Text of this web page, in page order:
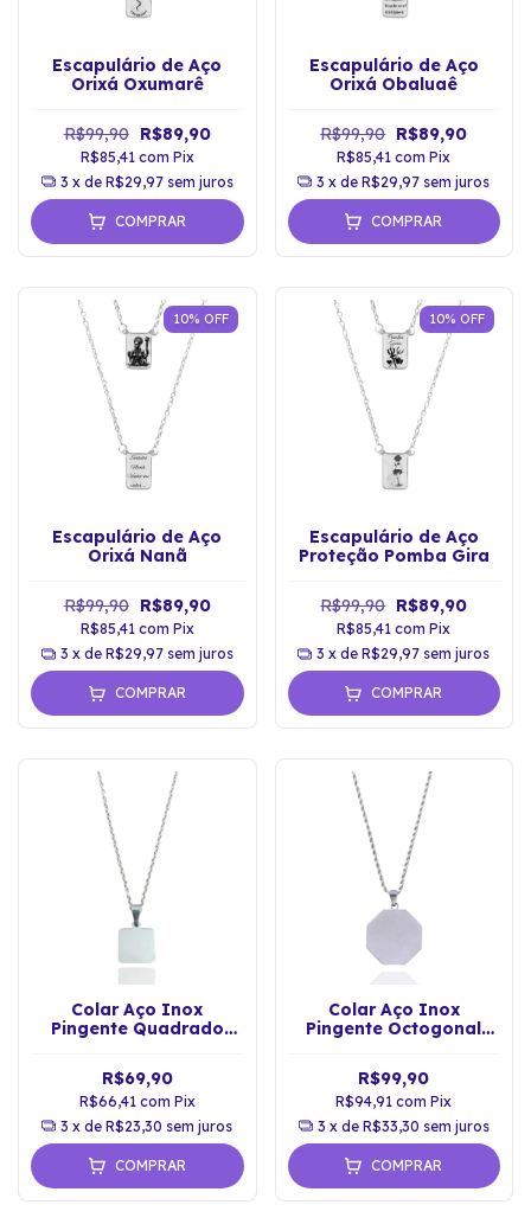
Escapulário de Aço
Orixá Oxumarê
R$99,90 R$89,90
R$85,41 com Pix
3 x de R$29,97 sem juros
COMPRAR
Escapulário de Aço
Orixá Obaluaê
R$99,90 R$89,90
R$85,41com Pix
3 x deR$29,97 sem juros
COMPRAR
10% OFF
Escapulário de Aço
Orixá Nanã
R$99,90 R$89,90
R$85,41 com Pix
3 x de R$29,97 sem juros
COMPRAR
10% OFF
Escapulário de Aço
Proteção Pomba Gira
R$99,90 R$89,90
R$85,41com Pix
3 x deR$29,97 sem juros
COMPRAR
Colar Aço Inox
Pingente Quadrado
R$69,90
R$66,41 com Pix
3 x deR$23,30 sem juros
COMPRAR
Colar Aço Inox
Pingente Octogonal
R$99,90
R$94,91com Pix
3 x de R$33,30 sem juros
COMPRAR